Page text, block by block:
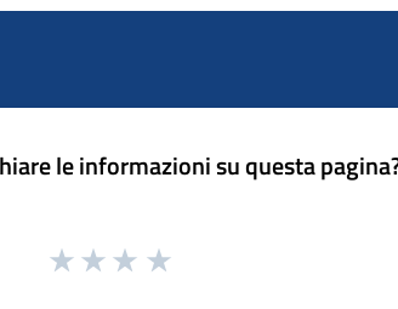
le informazioni su questa